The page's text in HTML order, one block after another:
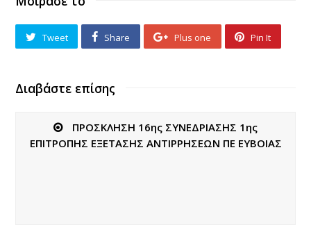
Tweet Share Plus one Pin It
Διαβάστε επίσης
ΠΡΟΣΚΛΗΣΗ 16ης ΣΥΝΕΔΡΙΑΣΗΣ 1ης
ΕΠΙΤΡΟΠΗΣ ΕΞΕΤΑΣΗΣ ΑΝΤΙΡΡΗΣΕΩΝ ΠΕ ΕΥΒΟΙΑΣ